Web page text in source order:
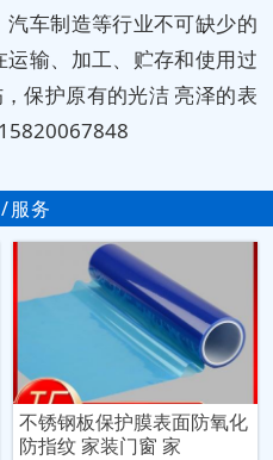
车制造等行业不可缺少的
输、加工、贮存和使用过
保护原有的光洁 亮泽的表
服务
不锈钢板保护膜表面防氧化
防指纹 家装门窗 家